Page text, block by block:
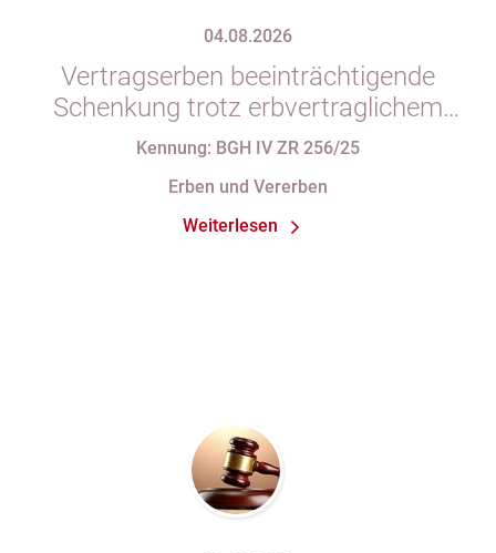
04.08.2026
Vertragserben beeinträchtigende
Schenkung trotz erbvertraglichem
Rücktrittsvorbehalt
Kennung: BGH IV ZR 256/25
Erben und Vererben
Weiterlesen